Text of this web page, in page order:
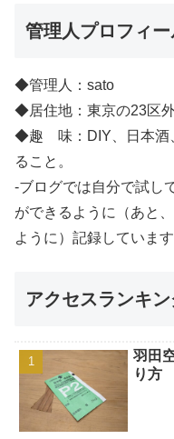
管理人プロフィー
◆管理人：sato
◆居住地：東京の23区
◆趣 味：DIY、日本酒
ること。
-ブログでは自分で試し
ができるように（あと
ように）記録しています
アクセスランキ
羽田
り方